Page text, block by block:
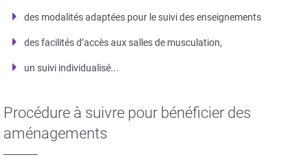
des modalités adaptées pour le suivi des enseignements
des facilités d’accès aux salles de musculation,
un suivi individualisé...
Procédure à suivre pour bénéficier des
aménagements